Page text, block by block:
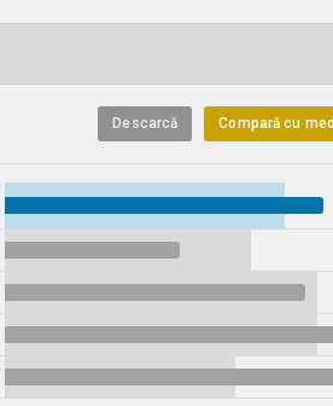
Compară cu
Descarcă